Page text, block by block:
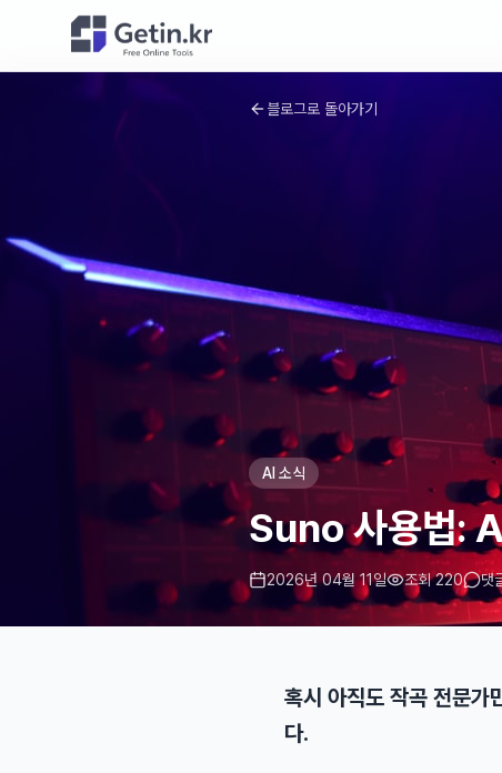
블로그로 돌아가기
AI 소식
Suno 사용법:
2026년 04월 11일 조회 220 댓
혹시 아직도 작곡 전문가
다.